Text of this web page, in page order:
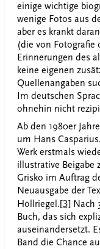
einige wichtige
wenige Fotos aus
aber es krankt
(die von Fotografie
Erinnerungen des
keine eigenen
Quellenangaben
Im deutschen
ohnehin nicht
Ab den 1980er
um Hans
Werk erstmals
illustrative Beigabe
Grisko im Auftrag
Neuausgabe der
Höllriegel.[3] Nach
Buch, das sich
auseinandersetzt.
Band die Chance